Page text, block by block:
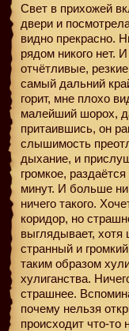
Свет в прихожей
двери и
видно прекрасно.
рядом никого нет.
отчётливые,
самый дальний
горит, мне плохо
малейший шорох,
притаившись, он
слышимость
дыхание, и
громкое,
минут. И больше ни
ничего такого.
коридор, но
выглядывает,
странный и
таким образом
хулиганства.
страшнее.
почему нельзя
происходит что-то